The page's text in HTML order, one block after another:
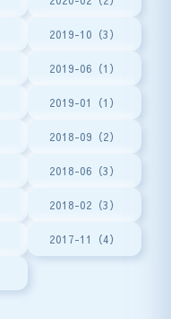
2019-10（3）
2019-06（1）
2019-01（1）
2018-09（2）
2018-06（3）
2018-02（3）
2017-11（4）